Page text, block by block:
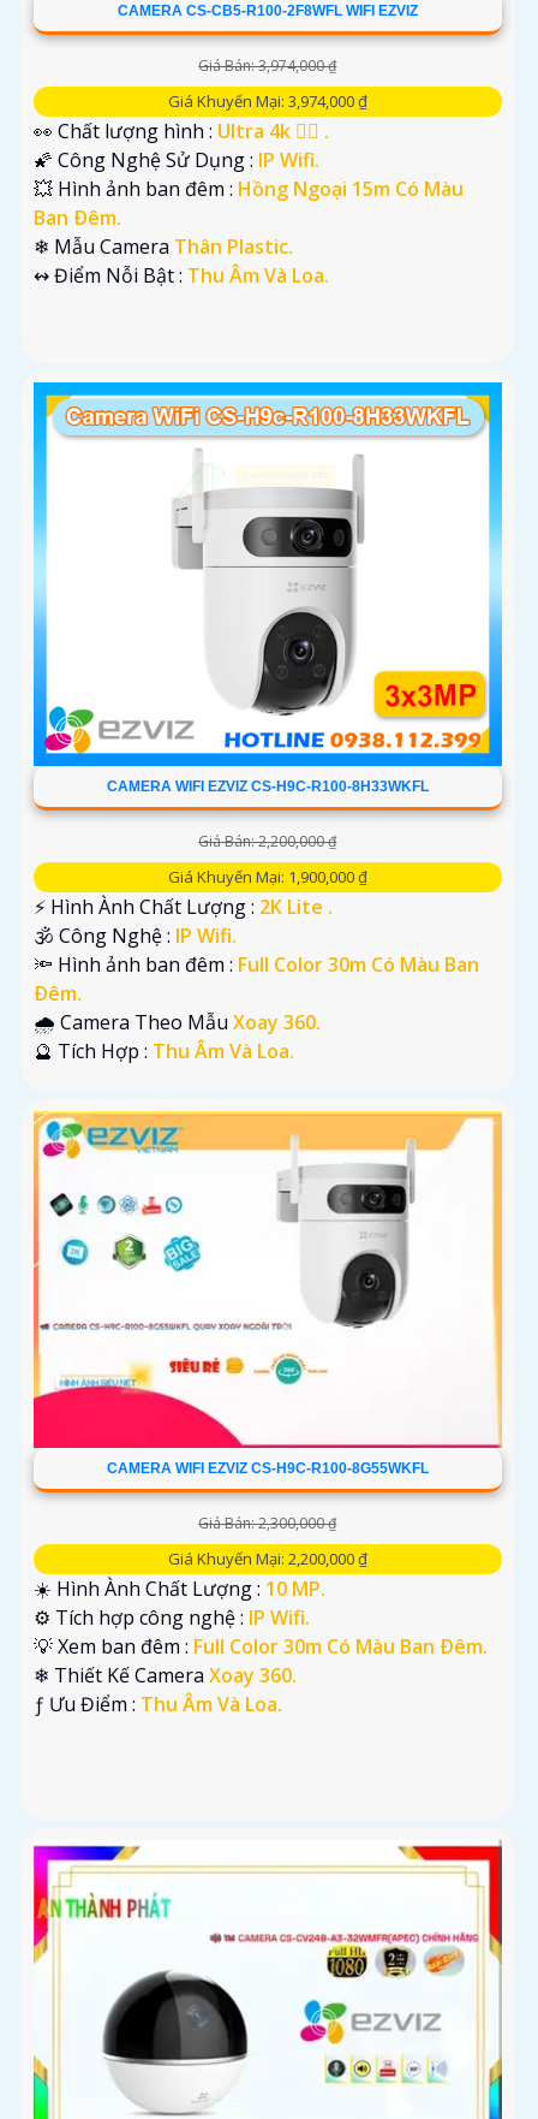
CAMERA CS-CB5-R100-2F8WFL WIFI EZVIZ
Giá Bán: 3,974,000 ₫
Giá Khuyến Mại: 3,974,000 ₫
👀 Chất lượng hình : Ultra 4k 👍🏾 .
🌠 Công Nghệ Sử Dụng : IP Wifi.
💥 Hình ảnh ban đêm : Hồng Ngoại 15m Có Màu
Ban Ðêm.
❄ Mẫu Camera Thân Plastic.
️↭ Điểm Nỗi Bật : Thu Âm Và Loa.
CAMERA WIFI EZVIZ CS-H9C-R100-8H33WKFL
Giá Bán: 2,200,000 ₫
Giá Khuyến Mại: 1,900,000 ₫
️⚡ Hình Ành Chất Lượng : 2K Lite .
🕉️ Công Nghệ : IP Wifi.
🔦 Hình ảnh ban đêm : Full Color 30m Có Màu Ban
Ðêm.
🌧️ Camera Theo Mẫu Xoay 360.
️🔮 Tích Hợp : Thu Âm Và Loa.
CAMERA WIFI EZVIZ CS-H9C-R100-8G55WKFL
Giá Bán: 2,300,000 ₫
Giá Khuyến Mại: 2,200,000 ₫
☀️ Hình Ành Chất Lượng : 10 MP.
⚙ Tích hợp công nghệ : IP Wifi.
💡 Xem ban đêm : Full Color 30m Có Màu Ban Ðêm.
❄ Thiết Kế Camera Xoay 360.
️ƒ Ưu Điểm : Thu Âm Và Loa.